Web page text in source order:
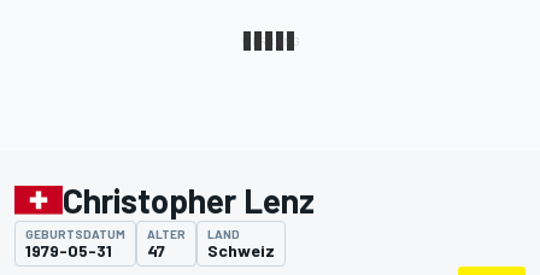
Christopher Lenz
GEBURTSDATUM
1979-05-31
ALTER
47
LAND
Schweiz